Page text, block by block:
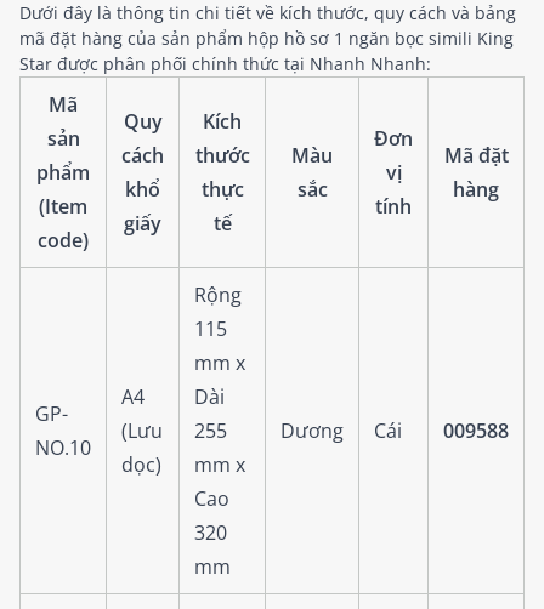
Dưới đây là thông tin chi tiết về kích thước, quy cách và bảng
mã đặt hàng của sản phẩm hộp hồ sơ 1 ngăn bọc simili King
Star được phân phối chính thức tại Nhanh Nhanh:
Mã
sản
phẩm
(Item
code)
Quy
cách
khổ
giấy
Kích
thước
thực
tế
Màu
sắc
Đơn
vị
tính
Mã đặt
hàng
GP-
NO.10
A4
(Lưu
dọc)
Rộng
115
mm x
Dài
255
mm x
Cao
320
mm
Dương Cái 009588